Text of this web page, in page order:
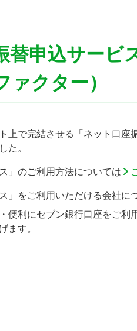
替申込サー
ァクター）
上で完結させる「ネット口
た。
」のご利用方法については
」をご利用いただける会社に
便利にセブン銀行口座をご
ます。